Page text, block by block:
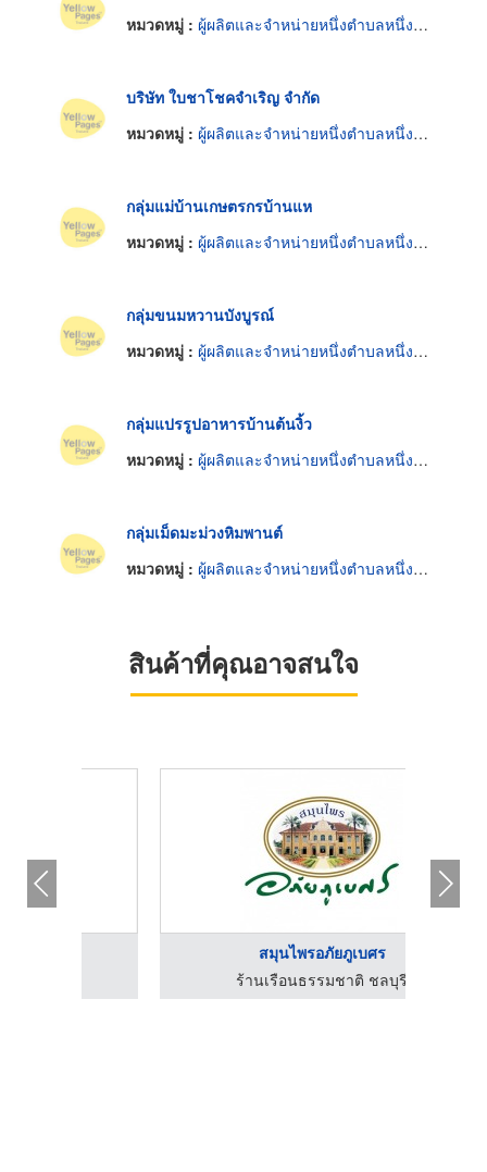
หมวดหมู่ : ผู้ผลิตและจำหน่ายหนึ่งตำบลหนึ่งผลิตภัณฑ์
บริษัท ใบชาโชคจำเริญ จำกัด
หมวดหมู่ : ผู้ผลิตและจำหน่ายหนึ่งตำบลหนึ่งผลิตภัณฑ์
กลุ่มแม่บ้านเกษตรกรบ้านแห
หมวดหมู่ : ผู้ผลิตและจำหน่ายหนึ่งตำบลหนึ่งผลิตภัณฑ์
กลุ่มขนมหวานบังบูรณ์
หมวดหมู่ : ผู้ผลิตและจำหน่ายหนึ่งตำบลหนึ่งผลิตภัณฑ์
กลุ่มแปรรูปอาหารบ้านต้นงิ้ว
หมวดหมู่ : ผู้ผลิตและจำหน่ายหนึ่งตำบลหนึ่งผลิตภัณฑ์
กลุ่มเม็ดมะม่วงหิมพานต์
หมวดหมู่ : ผู้ผลิตและจำหน่ายหนึ่งตำบลหนึ่งผลิตภัณฑ์
สินค้าที่คุณอาจสนใจ
สมุนไพรอภัยภูเบศร
ร้านเรือนธรรมชาติ ชลบุรี